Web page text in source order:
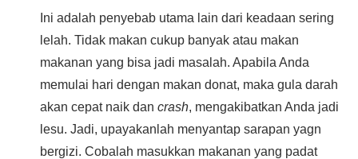
Ini adalah penyebab utama lain dari keadaan sering
lelah. Tidak makan cukup banyak atau makan
makanan yang bisa jadi masalah. Apabila Anda
memulai hari dengan makan donat, maka gula darah
akan cepat naik dan crash, mengakibatkan Anda jadi
lesu. Jadi, upayakanlah menyantap sarapan yagn
bergizi. Cobalah masukkan makanan yang padat